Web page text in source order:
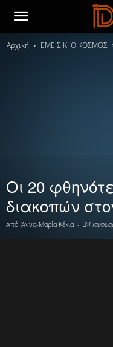
Αρχική ΕΜΕΙΣ ΚΙ Ο ΚΟΣΜΟΣ
Οι 20
διακοπών
Από Άννα-Μαρία Κέκια - 24